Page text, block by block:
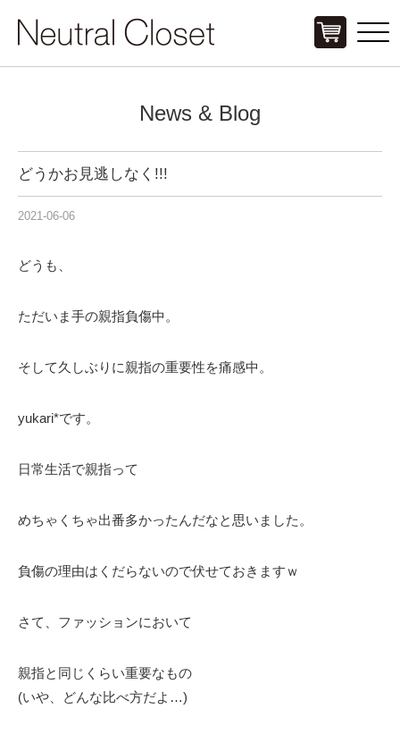
Click
News & Blog
どうかお見逃しなく!!!
2021-06-06
どうも、
ただいま手の親指負傷中。
そして久しぶりに親指の重要性を痛感中。
yukari*です。
日常生活で親指って
めちゃくちゃ出番多かったんだなと思いました。
負傷の理由はくだらないので伏せておきますｗ
さて、ファッションにおいて
親指と同じくらい重要なもの
(いや、どんな比べ方だよ…)